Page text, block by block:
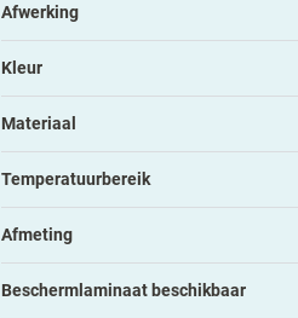
Afwerking
Kleur
Materiaal
Temperatuurbereik
Afmeting
Beschermlaminaat beschikbaar